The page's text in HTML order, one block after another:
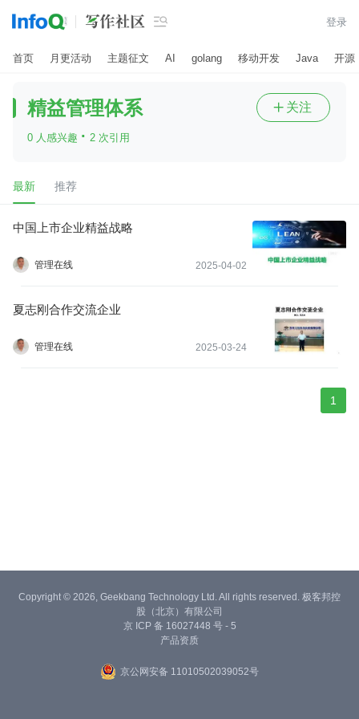
 登录
首页 月更活动 主题征文 AI golang 移动开发 Java 开源
精益管理体系
0 人感兴趣 · 2 次引用
 关注
最新 推荐
中国上市企业精益战略
管理在线 2025-04-02
夏志刚合作交流企业
管理在线 2025-03-24
1
Copyright © 2026, Geekbang Technology Ltd. All rights reserved. 极客邦控
股（北京）有限公司
京 ICP 备 16027448 号 - 5
产品资质
京公网安备 11010502039052号